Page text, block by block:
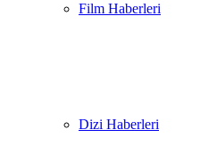
Film Haberleri
Dizi Haberleri